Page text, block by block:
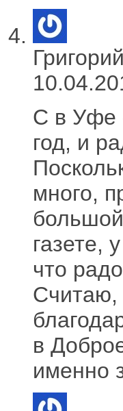
Григорий
С в Уфе
год, и
много,
газете,
что
Считаю,
в
именно